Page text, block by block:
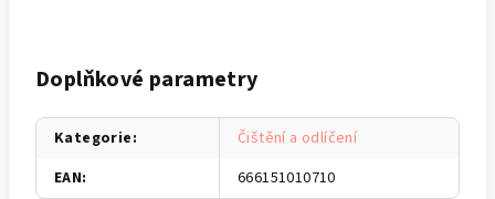
Doplňkové parametry
Kategorie:
Čištění a odlíčení
EAN: 666151010710